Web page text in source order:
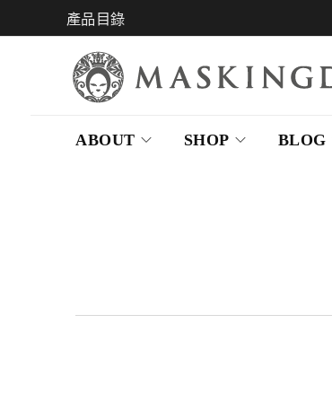
產品目錄
ABOUT SHOP BLOG